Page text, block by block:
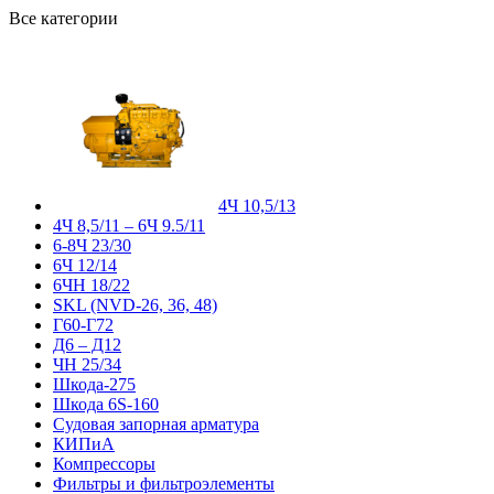
Все категории
4Ч 10,5/13
4Ч 8,5/11 – 6Ч 9.5/11
6-8Ч 23/30
6Ч 12/14
6ЧН 18/22
SKL (NVD-26, 36, 48)
Г60-Г72
Д6 – Д12
ЧН 25/34
Шкода-275
Шкода 6S-160
Судовая запорная арматура
КИПиА
Компрессоры
Фильтры и фильтроэлементы